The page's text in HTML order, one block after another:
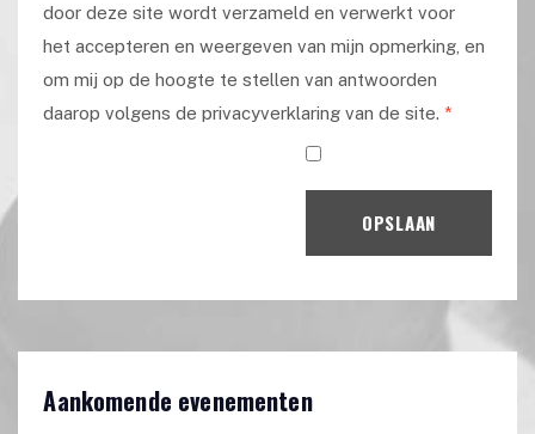
door deze site wordt verzameld en verwerkt voor
het accepteren en weergeven van mijn opmerking, en
om mij op de hoogte te stellen van antwoorden
daarop volgens de privacyverklaring van de site. *
OPSLAAN
Aankomende evenementen